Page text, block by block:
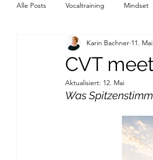
Alle Posts Vocaltraining Mindset
Complete Vocal Institute
CVT
Karin Bachner 11. Mai
Aktualisiert: 12. Mai
Was